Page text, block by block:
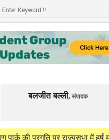
बलजीत बल्ली, संपादक
पर राज्यसभा में हर्ष महाजन का